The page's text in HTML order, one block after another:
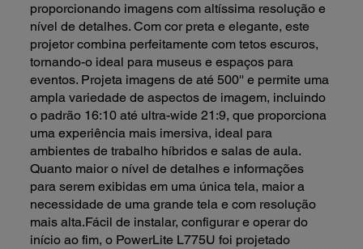
proporcionando imagens com altíssima resolução e
nível de detalhes. Com cor preta e elegante, este
projetor combina perfeitamente com tetos escuros,
tornando-o ideal para museus e espaços para
eventos. Projeta imagens de até 500'' e permite uma
ampla variedade de aspectos de imagem, incluindo
o padrão 16:10 até ultra-wide 21:9, que proporciona
uma experiência mais imersiva, ideal para
ambientes de trabalho híbridos e salas de aula.
Quanto maior o nível de detalhes e informações
para serem exibidas em uma única tela, maior a
necessidade de uma grande tela e com resolução
mais alta.Fácil de instalar, configurar e operar do
início ao fim, o PowerLite L775U foi projetado